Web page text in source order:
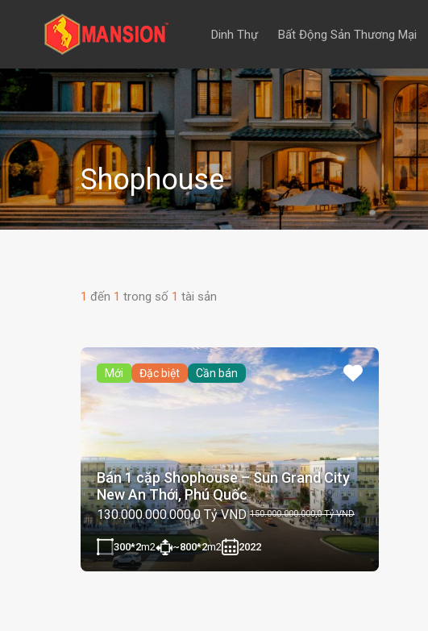
Dinh Thự Bất Động Sản Thương Mại
Shophouse
1 đến 1 trong số 1 tài sản
Mới Đặc biệt Cần bán
Bán 1 cặp Shophouse – Sun Grand City
New An Thới, Phú Quốc
130.000.000.000,0 Tỷ VND 150.000.000.000,0 Tỷ VND
300*2m2 ~800*2m2 2022